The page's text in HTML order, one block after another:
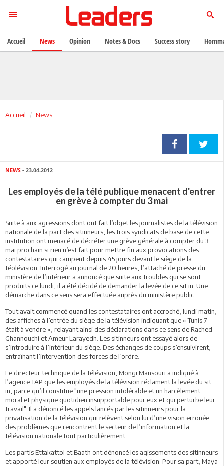
Accueil News
NEWS - 23.04.2012
Les employés de la télé publique menacent d'entrer
en grève à compter du 3 mai
Suite à aux agressions dont ont fait l’objet les journalistes de la télévision
nationale de la part des sitinneurs, les trois syndicats de base de cette
institution ont menacé de décréter une grève générale à compter du 3
mai prochain si rien n’est fait pour mettre fin aux provocations des
contestataires qui campent depuis 45 jours devant le siège de la
téolévision. Interrogé au journal de 20 heures, l’attaché de presse du
ministère de l’intérieur a annoncé que suite aux troubles qui se sont
produits ce lundi, il a été décidé de demander la levée de ce sit in. Une
démarche dans ce sens sera effectuée auprès du ministère public.
Tout avait commencé quand les contestataires ont accroché, lundi matin,
des affiches à l’entrée du siège de la télévision indiquant que « Tunis 7
était à vendre », relayant ainsi des déclarations dans ce sens de Rached
Ghannouchi et Ameur Larayedh. Les sitinneurs ont essayé alors de
s’introduire à l’intérieur du siège. Des échanges de coups s’ensuivirent,
entraînant l’intervention des forces de l’ordre.
Le directeur technique de la télévision, Mongi Mansouri a indiqué à
l’agence TAP que les employés de la télévision réclament la levée du sit
in, parce qu’il constitue "une pression intolérable et un harcèlement
moral et physique quotidien insupportable pour eux et qui perturbe leur
travail". Il a dénoncé les appels lancés par les sitinneurs pour la
privatisation de la télévision qui relèvent selon lui d’une vision erronée
des problèmes que rencontrent le secteur de l’information et la
télévision nationale tout particulièrement.
Les partis Ettakattol et Baath ont dénoncé les agissements des sitinneurs
et apporté leur soutien aux employés de la télévision. Pour sa part, Maya
Accueil News Opinion Notes & Docs Success story